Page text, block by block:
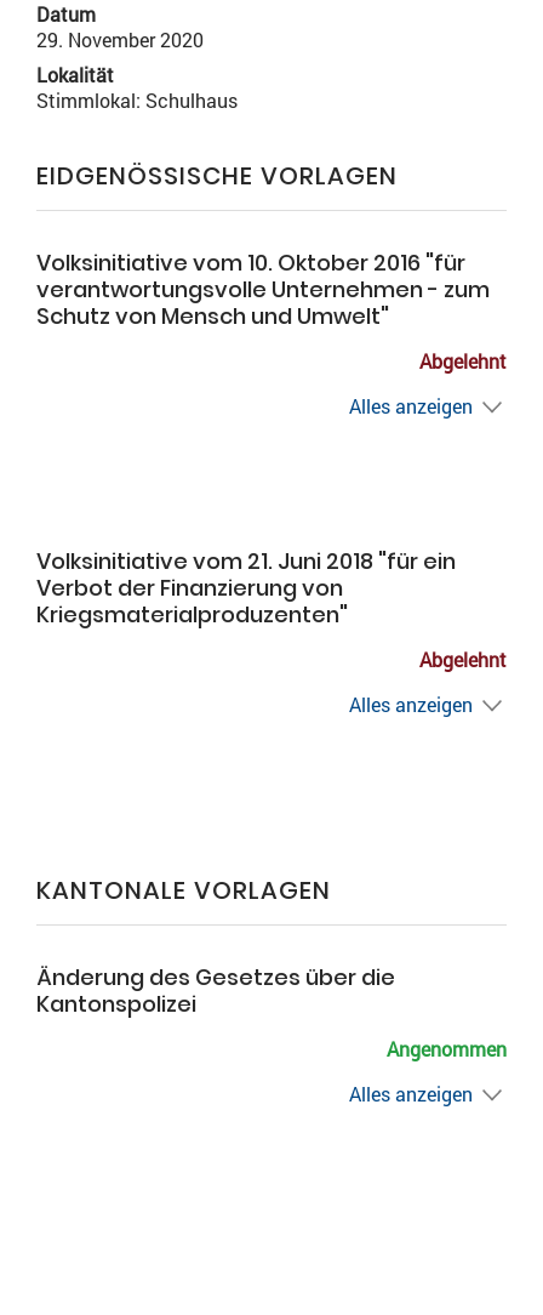
Datum
29. November 2020
Lokalität
Stimmlokal: Schulhaus
EIDGENÖSSISCHE VORLAGEN
Volksinitiative vom 10. Oktober 2016 "für
verantwortungsvolle Unternehmen - zum
Schutz von Mensch und Umwelt"
Abgelehnt
Alles anzeigen
Volksinitiative vom 21. Juni 2018 "für ein
Verbot der Finanzierung von
Kriegsmaterialproduzenten"
Abgelehnt
Alles anzeigen
KANTONALE VORLAGEN
Änderung des Gesetzes über die
Kantonspolizei
Angenommen
Alles anzeigen